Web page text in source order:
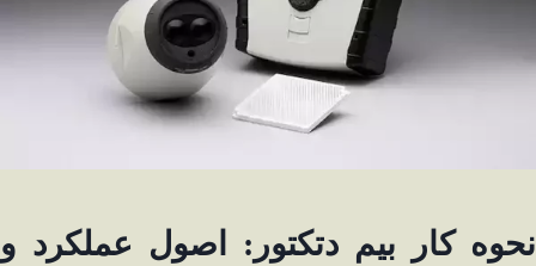
نحوه کار بیم دتکتور: اصول عملکرد و